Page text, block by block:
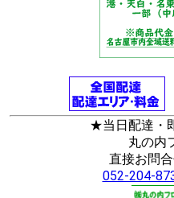
★当日配達・
丸の内
直接お問合
052-204-